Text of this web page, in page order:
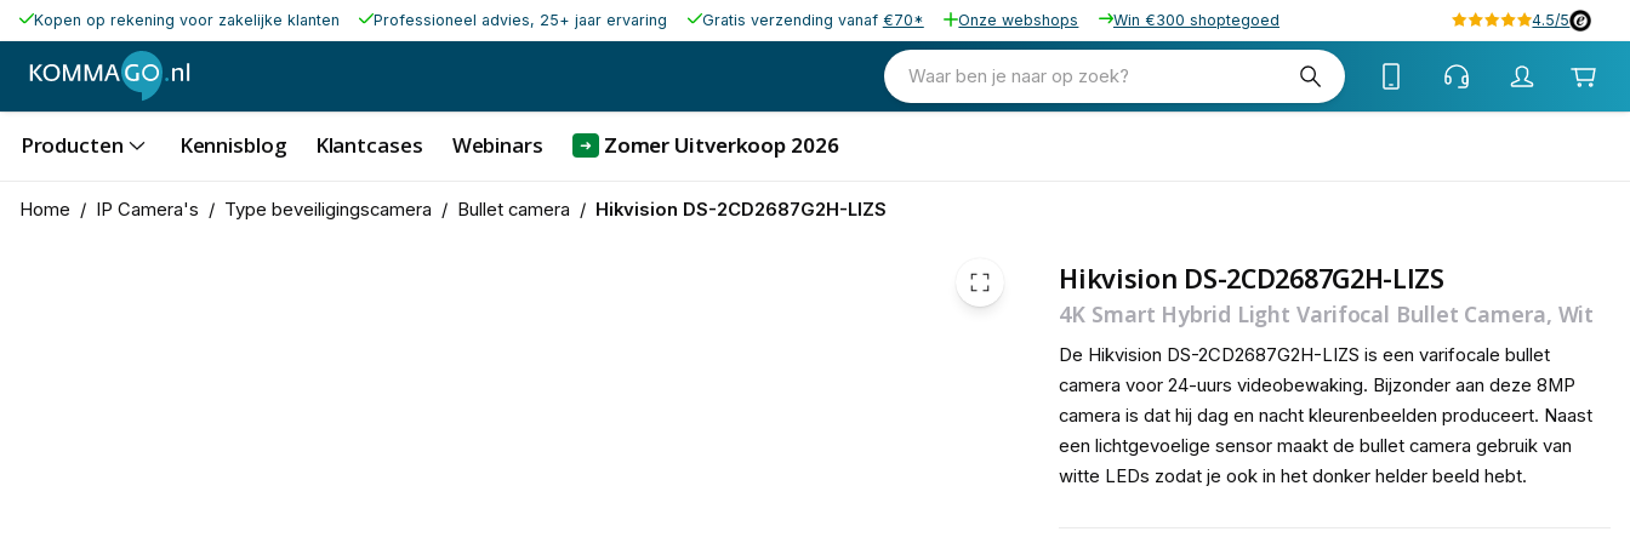
Kopen op rekening voor zakelijke klanten Professioneel advies, 25+ jaar ervaring Gratis verzending vanaf €70* Onze webshops Win €300 shoptegoed 4.5/5
Waar ben je naar op zoek?
Producten Kennisblog Klantcases Webinars ➜ Zomer Uitverkoop 2026
Home / IP Camera's / Type beveiligingscamera / Bullet camera / Hikvision DS-2CD2687G2H-LIZS
Hikvision DS-2CD2687G2H-LIZS
4K Smart Hybrid Light Varifocal Bullet Camera, Wit
De Hikvision DS-2CD2687G2H-LIZS is een varifocale bullet
camera voor 24-uurs videobewaking. Bijzonder aan deze 8MP
camera is dat hij dag en nacht kleurenbeelden produceert. Naast
een lichtgevoelige sensor maakt de bullet camera gebruik van
witte LEDs zodat je ook in het donker helder beeld hebt.